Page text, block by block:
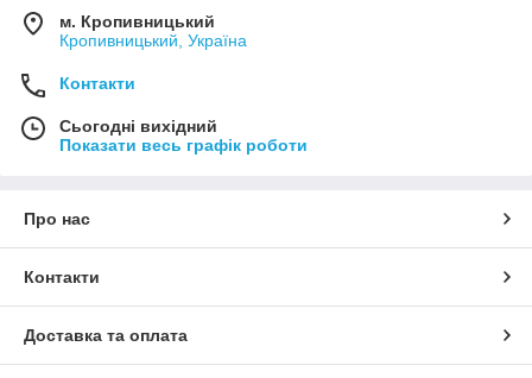
м. Кропивницький
Кропивницький, Україна
Контакти
Сьогодні вихідний
Показати весь графік роботи
Про нас
Контакти
Доставка та оплата